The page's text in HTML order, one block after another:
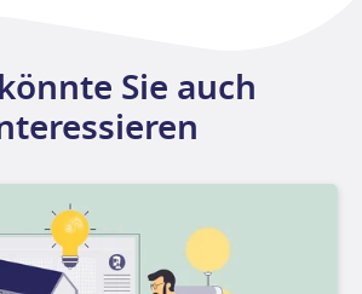
Sie auch